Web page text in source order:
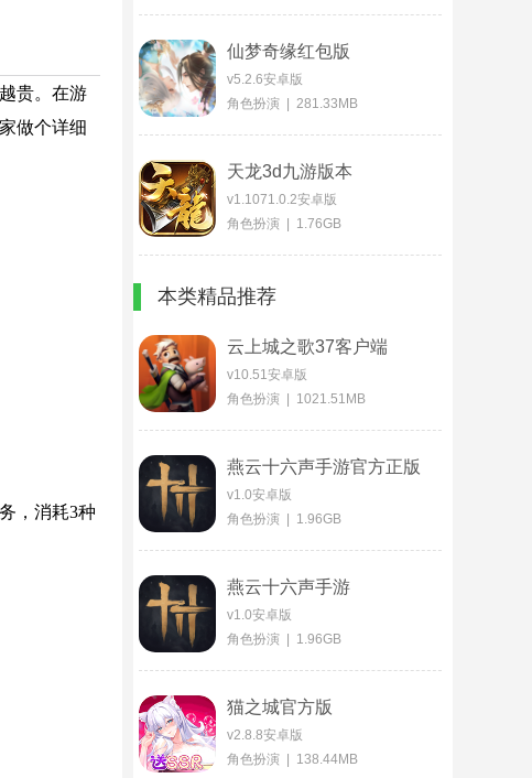
贵。在游
做个详细
，消耗3种
仙梦奇缘红包版
v5.2.6安卓版
角色扮演 | 281.33MB
天龙3d九游版本
v1.1071.0.2安卓版
角色扮演 | 1.76GB
本类精品推荐
云上城之歌37客户端
v10.51安卓版
角色扮演 | 1021.51MB
燕云十六声手游官方正版
v1.0安卓版
角色扮演 | 1.96GB
燕云十六声手游
v1.0安卓版
角色扮演 | 1.96GB
猫之城官方版
v2.8.8安卓版
角色扮演 | 138.44MB